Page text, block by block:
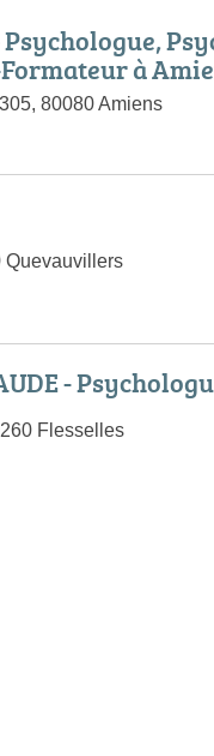
Psychologue,
à
80080 Amiens
Quevauvillers
-
Flesselles